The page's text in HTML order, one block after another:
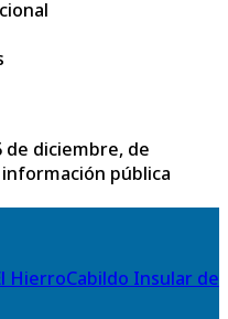
de diciembre, de
pública
Cabildo Insular de